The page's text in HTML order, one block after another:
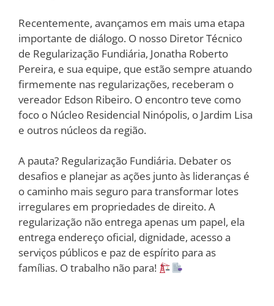
Recentemente, avançamos em mais uma etapa
importante de diálogo. O nosso Diretor Técnico
de Regularização Fundiária, Jonatha Roberto
Pereira, e sua equipe, que estão sempre atuando
firmemente nas regularizações, receberam o
vereador Edson Ribeiro. O encontro teve como
foco o Núcleo Residencial Ninópolis, o Jardim Lisa
e outros núcleos da região.
A pauta? Regularização Fundiária. Debater os
desafios e planejar as ações junto às lideranças é
o caminho mais seguro para transformar lotes
irregulares em propriedades de direito. A
regularização não entrega apenas um papel, ela
entrega endereço oficial, dignidade, acesso a
serviços públicos e paz de espírito para as
famílias. O trabalho não para!